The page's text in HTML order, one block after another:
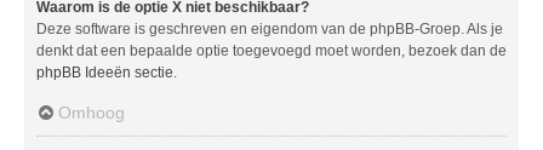
Waarom is de optie X niet beschikbaar?
Deze software is geschreven en eigendom van de phpBB-Groep. Als je
denkt dat een bepaalde optie toegevoegd moet worden, bezoek dan de
phpBB Ideeën sectie
Omhoog